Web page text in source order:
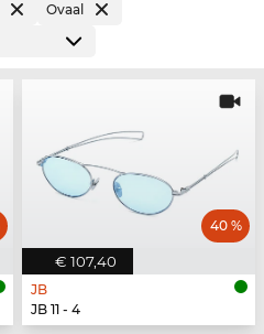
Ovaal
€ 107,40
40 %
JB
JB 11 - 4